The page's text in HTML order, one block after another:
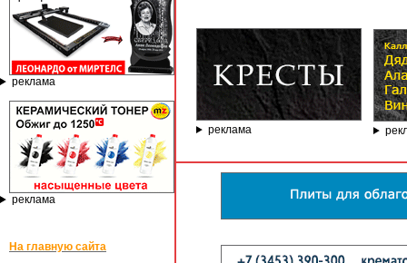
реклама
реклама
На главную сайта
реклама